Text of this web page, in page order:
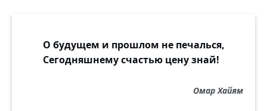
О будущем и прошлом не печалься,
Сегодняшнему счастью цену знай!
Омар Хайям